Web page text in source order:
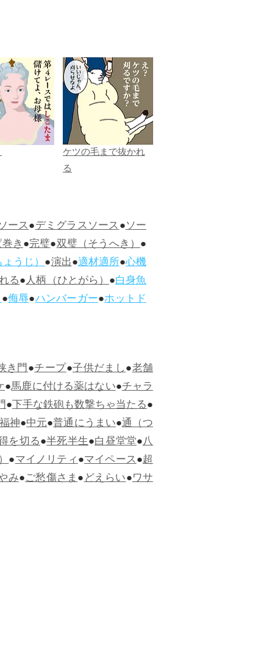
ケツの毛まで抜かれ
る
ース●デミグラスソース●ソー
き●完璧●双璧（そうへき）●
うじ）●演出●適材適所●心機
る●人柄（ひとがら）●白身魚
●侮辱●ハンバーガー●ホットド
き門●チープ●子供だまし●老舗
●馬鹿に付ける薬はない●チャラ
●下手な鉄砲も数撃ちゃ当たる●
神●中元●普通にうまい●通（つ
を切る●半死半生●白昼堂堂●八
●マイノリティ●マイペース●超
み●ご愁傷さま●どえらい●ワサ